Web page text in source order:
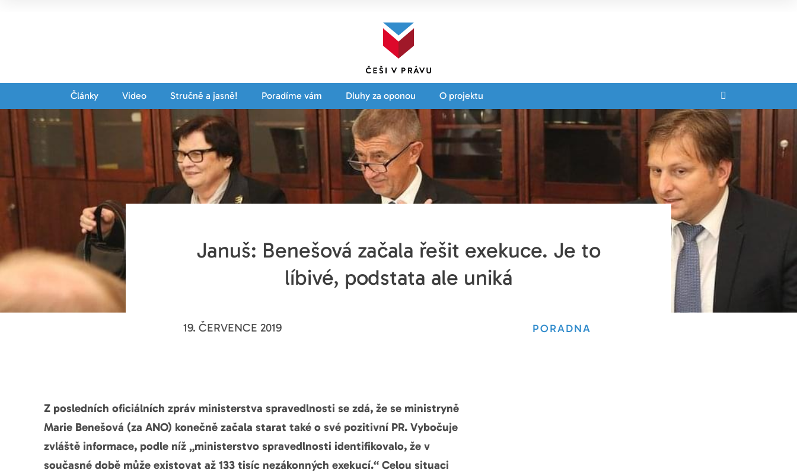
Články Video Stručně a jasně! Poradíme vám Dluhy za oponou O projektu
Januš: Benešová začala řešit exekuce. Je to
líbivé, podstata ale uniká
19. ČERVENCE 2019 PORADNA
Z posledních oficiálních zpráv ministerstva spravedlnosti se zdá, že se ministryně
Marie Benešová (za ANO) konečně začala starat také o své pozitivní PR. Vybočuje
zvláště informace, podle níž „ministerstvo spravedlnosti identifikovalo, že v
současné době může existovat až 133 tisíc nezákonných exekucí.“ Celou situaci